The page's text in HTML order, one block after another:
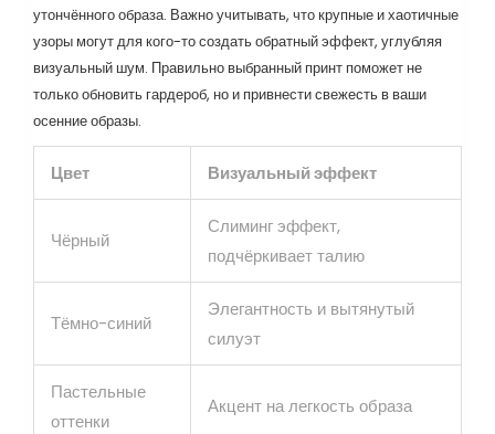
утончённого образа. Важно учитывать, что крупные и хаотичные
узоры могут для кого-то создать обратный эффект, углубляя
визуальный шум. Правильно выбранный принт поможет не
только обновить гардероб, но и привнести свежесть в ваши
осенние образы.
Цвет Визуальный эффект
Чёрный
Слиминг эффект,
подчёркивает талию
Тёмно-синий
Элегантность и вытянутый
силуэт
Пастельные
оттенки
Акцент на легкость образа